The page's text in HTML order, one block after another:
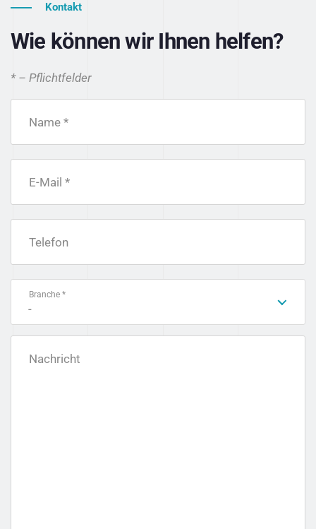
Kontakt
Wie können wir Ihnen helfen?
* – Pflichtfelder
Name *
E-Mail *
Telefon
Branche *
-
Nachricht